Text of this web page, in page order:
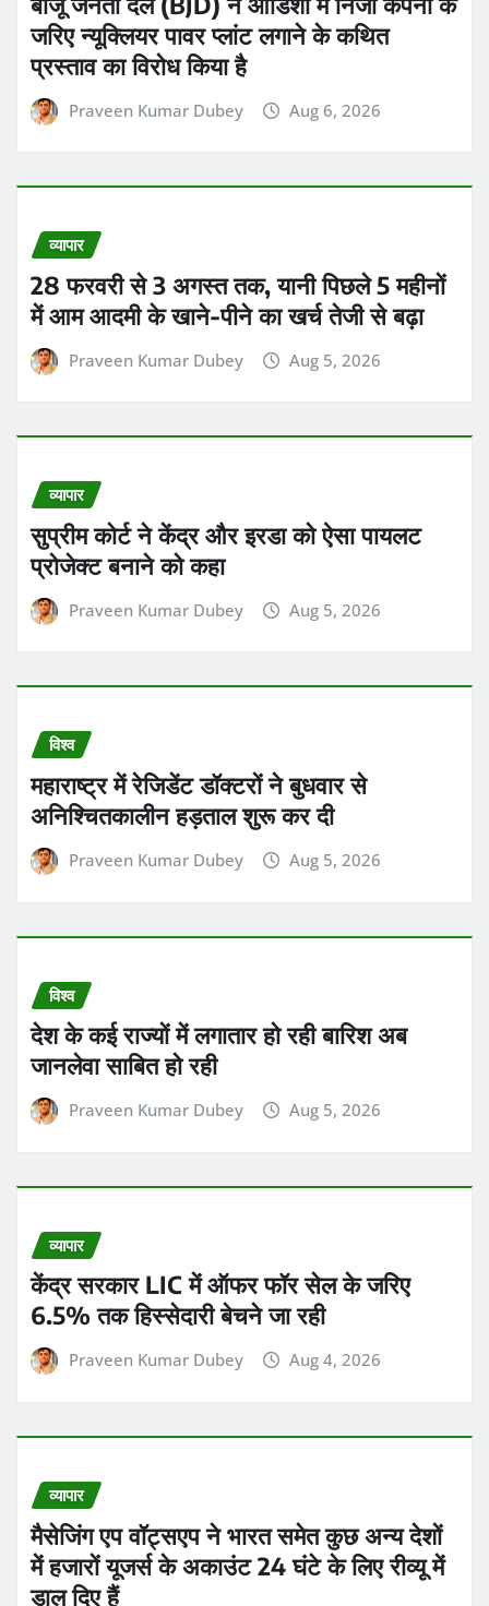
व्यापार
28 फरवरी से 3 अगस्त तक, यानी पिछले 5 महीनों
में आम आदमी के खाने-पीने का खर्च तेजी से बढ़ा
व्यापार
सुप्रीम कोर्ट ने केंद्र और इरडा को ऐसा पायलट
प्रोजेक्ट बनाने को कहा
विश्व
महाराष्ट्र में रेजिडेंट डॉक्टरों ने बुधवार से
अनिश्चितकालीन हड़ताल शुरू कर दी
विश्व
देश के कई राज्यों में लगातार हो रही बारिश अब
जानलेवा साबित हो रही
व्यापार
केंद्र सरकार LIC में ऑफर फॉर सेल के जरिए
6.5% तक हिस्सेदारी बेचने जा रही
व्यापार
मैसेजिंग एप वॉट्सएप ने भारत समेत कुछ अन्य देशों
में हजारों यूजर्स के अकाउंट 24 घंटे के लिए रीव्यू में
Praveen Kumar Dubey Aug 4, 2026